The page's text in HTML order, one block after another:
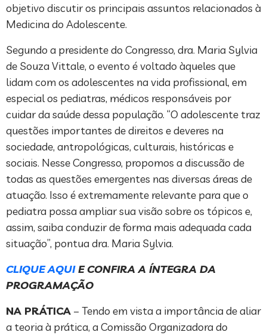
objetivo discutir os principais assuntos relacionados à
Medicina do Adolescente.
Segundo a presidente do Congresso, dra. Maria Sylvia
de Souza Vittale, o evento é voltado àqueles que
lidam com os adolescentes na vida profissional, em
especial os pediatras, médicos responsáveis por
cuidar da saúde dessa população. “O adolescente traz
questões importantes de direitos e deveres na
sociedade, antropológicas, culturais, históricas e
sociais. Nesse Congresso, propomos a discussão de
todas as questões emergentes nas diversas áreas de
atuação. Isso é extremamente relevante para que o
pediatra possa ampliar sua visão sobre os tópicos e,
assim, saiba conduzir de forma mais adequada cada
situação”, pontua dra. Maria Sylvia.
CLIQUE AQUIE CONFIRA A ÍNTEGRA DA
PROGRAMAÇÃO
NA PRÁTICA – Tendo em vista a importância de aliar
a teoria à prática, a Comissão Organizadora do